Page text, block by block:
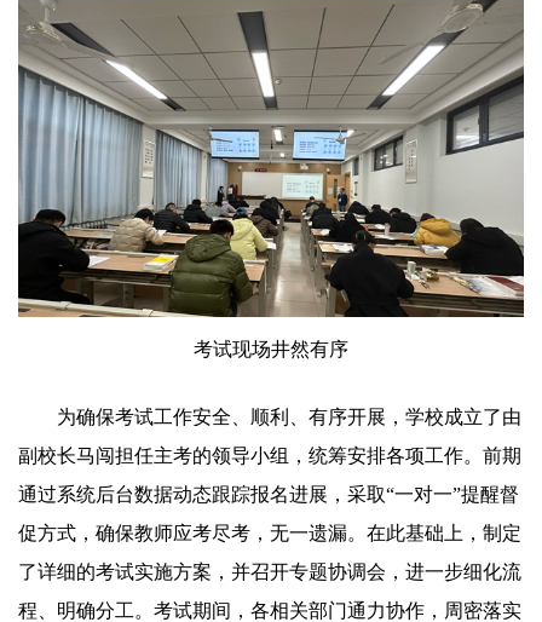
考试现场井然有序
为确保考试工作安全、顺利、有序开展，学校成立了由
副校长马闯担任主考的领导小组，统筹安排各项工作。前期
通过系统后台数据动态跟踪报名进展，采取“一对一”提醒督
促方式，确保教师应考尽考，无一遗漏。在此基础上，制定
了详细的考试实施方案，并召开专题协调会，进一步细化流
程、明确分工。考试期间，各相关部门通力协作，周密落实